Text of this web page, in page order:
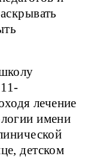
лечение
имени
детском